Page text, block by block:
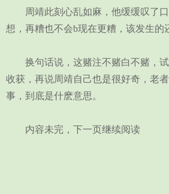
周靖此刻心乱如麻，他缓缓叹了口
想，再糟也不会b现在更糟，该发生的
换句话说，这赌注不赌白不赌，试
收获，再说周靖自己也是很好奇，老
事，到底是什麽意思。
内容未完，下一页继续阅读